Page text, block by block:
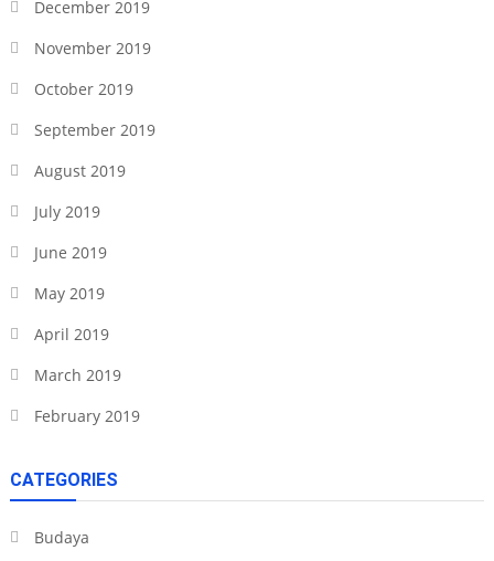
December 2019
November 2019
October 2019
September 2019
August 2019
July 2019
June 2019
May 2019
April 2019
March 2019
February 2019
CATEGORIES
Budaya